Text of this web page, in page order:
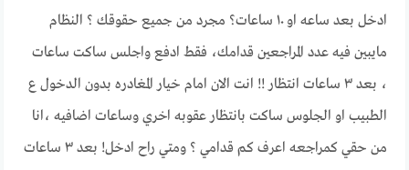
ادخل بعد ساعه او ١٠ ساعات؟ مجرد من جميع حقوقك ؟ النظام
مايبين فيه عدد المراجعين قدامك، فقط ادفع واجلس ساكت ساعات
، بعد ٣ ساعات انتظار !! انت الان امام خيار المغادره بدون الدخول ع
الطبيب او الجلوس ساكت بانتظار عقوبه اخري وساعات اضافيه ،انا
من حقي كمراجعه اعرف كم قدامي ؟ ومتي راح ادخل! بعد ٣ ساعات